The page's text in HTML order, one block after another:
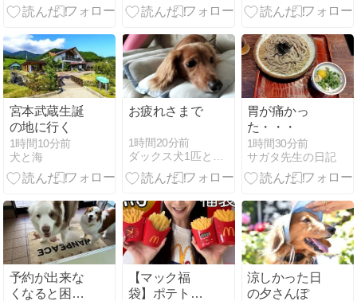
影会開催決
宮本武蔵生誕
の地に行く
1時間10分前
犬と海
お疲れさまで
1時間20分前
ダックス犬1匹とママ、ぐーたらパパのまったり生活
胃が痛かっ
た・・・
1時間30分前
サガタ先生の日記
予約が出来な
くなると困る
【マック福
袋】ポテトグ
涼しかった日
の夕さんぽ